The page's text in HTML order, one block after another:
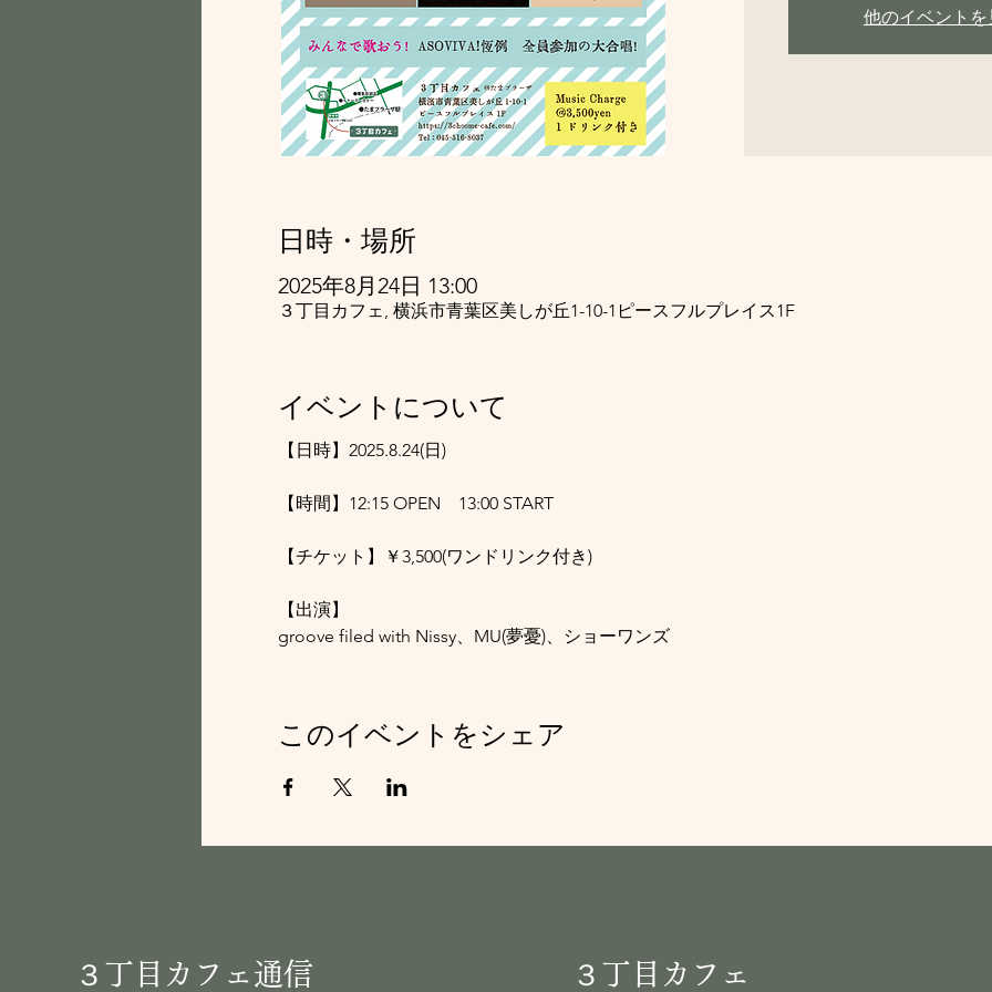
他のイベントを
日時・場所
2025年8月24日 13:00
３丁目カフェ, 横浜市青葉区美しが丘1-10-1ピースフルプレイス1F
イベントについて
【日時】2025.8.24(日)
【時間】12:15 OPEN　13:00 START
【チケット】￥3,500(ワンドリンク付き)
【出演】
groove filed with Nissy、MU(夢憂)、ショーワンズ
このイベントをシェア
３丁目カフェ通信 ３丁目カフェ